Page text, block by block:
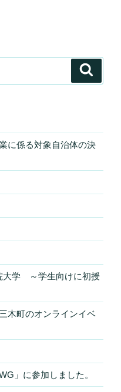
に係る対象自治体の決
大学 ～学生向けに初授
木町のオンラインイベ
」に参加しました。